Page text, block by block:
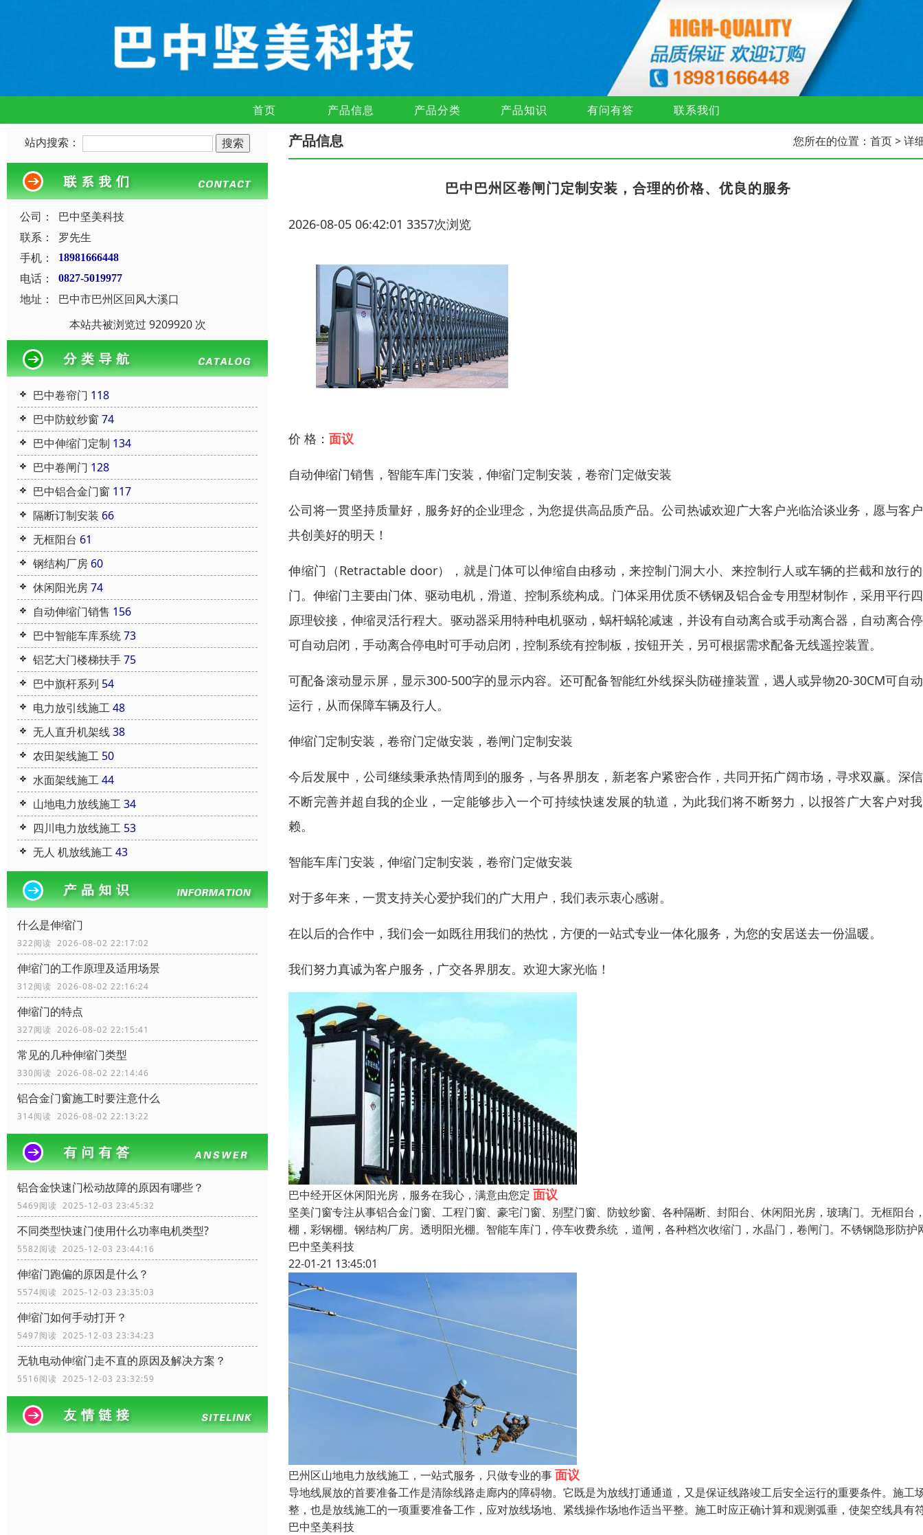
首页 产品信息 产品分类 产品知识 有问有答 联系我们
站内搜索：
公司：
巴中坚美科技
联系：
罗先生
手机：
18981666448
电话： 0827-5019977
地址：
巴中市巴州区回风大溪口
本站共被浏览过 9209920 次
巴中卷帘门 118
巴中防蚊纱窗 74
巴中伸缩门定制 134
巴中卷闸门 128
巴中铝合金门窗 117
隔断订制安装 66
无框阳台 61
钢结构厂房 60
休闲阳光房74
自动伸缩门销售 156
巴中智能车库系统73
铝艺大门楼梯扶手75
巴中旗杆系列 54
电力放引线施工48
无人直升机架线38
农田架线施工 50
水面架线施工44
山地电力放线施工34
四川电力放线施工 53
无人 机放线施工43
什么是伸缩门
322阅读 2026-08-02 22:17:02
伸缩门的工作原理及适用场景
312阅读 2026-08-02 22:16:24
伸缩门的特点
327阅读 2026-08-02 22:15:41
常见的几种伸缩门类型
330阅读 2026-08-02 22:14:46
铝合金门窗施工时要注意什么
314阅读 2026-08-02 22:13:22
铝合金快速门松动故障的原因有哪些？
5469阅读 2025-12-03 23:45:32
不同类型快速门使用什么功率电机类型?
5582阅读 2025-12-03 23:44:16
伸缩门跑偏的原因是什么？
5574阅读 2025-12-03 23:35:03
伸缩门如何手动打开？
5497阅读 2025-12-03 23:34:23
无轨电动伸缩门走不直的原因及解决方案？
5516阅读 2025-12-03 23:32:59
产品信息 您所在的位置： 首页> 详
巴中巴州区卷闸门定制安装，合理的价格、优良的服务
2026-08-05 06:42:01 3357次浏览
价 格： 面议
自动伸缩门销售，智能车库门安装，伸缩门定制安装，卷帘门定做安装
公司将一贯坚持质量好，服务好的企业理念，为您提供高品质产品。公司热诚欢迎广大客户光临洽谈业务，愿与客
共创美好的明天！
伸缩门（Retractable door），就是门体可以伸缩自由移动，来控制门洞大小、来控制行人或车辆的拦截和放行
门。伸缩门主要由门体、驱动电机，滑道、控制系统构成。门体采用优质不锈钢及铝合金专用型材制作，采用平行
原理铰接，伸缩灵活行程大。驱动器采用特种电机驱动，蜗杆蜗轮减速，并设有自动离合或手动离合器，自动离合
可自动启闭，手动离合停电时可手动启闭，控制系统有控制板，按钮开关，另可根据需求配备无线遥控装置。
可配备滚动显示屏，显示300-500字的显示内容。还可配备智能红外线探头防碰撞装置，遇人或异物20-30CM可自
运行，从而保障车辆及行人。
伸缩门定制安装，卷帘门定做安装，卷闸门定制安装
今后发展中，公司继续秉承热情周到的服务，与各界朋友，新老客户紧密合作，共同开拓广阔市场，寻求双赢。深
不断完善并超自我的企业，一定能够步入一个可持续快速发展的轨道，为此我们将不断努力，以报答广大客户对
赖。
智能车库门安装，伸缩门定制安装，卷帘门定做安装
对于多年来，一贯支持关心爱护我们的广大用户，我们表示衷心感谢。
在以后的合作中，我们会一如既往用我们的热忱，方便的一站式专业一体化服务，为您的安居送去一份温暖。
我们努力真诚为客户服务，广交各界朋友。欢迎大家光临！
巴中经开区休闲阳光房，服务在我心，满意由您定 面议
坚美门窗专注从事铝合金门窗、工程门窗、豪宅门窗、别墅门窗、防蚊纱窗、各种隔断、封阳台、休闲阳光房，玻璃门。无框阳台
棚，彩钢棚。钢结构厂房。透明阳光棚。智能车库门，停车收费糸统 ，道闸，各种档次收缩门，水晶门，卷闸门。不锈钢隐形防护
巴中坚美科技
22-01-21 13:45:01
巴州区山地电力放线施工，一站式服务，只做专业的事面议
导地线展放的首要准备工作是清除线路走廊内的障碍物。它既是为放线打通通道，又是保证线路竣工后安全运行的重要条件。施工
整，也是放线施工的一项重要准备工作，应对放线场地、紧线操作场地作适当平整。施工时应正确计算和观测弧垂，使架空线具有
巴中坚美科技